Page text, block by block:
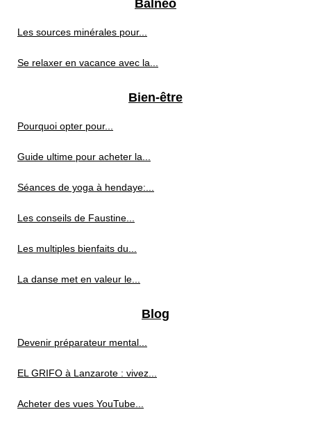
Balnéo
Les sources minérales pour...
Se relaxer en vacance avec la...
Bien-être
Pourquoi opter pour...
Guide ultime pour acheter la...
Séances de yoga à hendaye:...
Les conseils de Faustine...
Les multiples bienfaits du...
La danse met en valeur le...
Blog
Devenir préparateur mental...
EL GRIFO à Lanzarote : vivez...
Acheter des vues YouTube...